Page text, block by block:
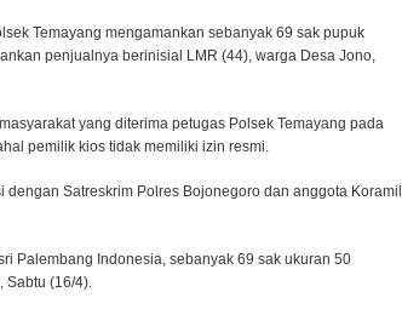
Temayang mengamankan sebanyak 69 sak pupuk
penjualnya berinisial LMR (44), warga Desa Jono,
yang diterima petugas Polsek Temayang pada
pemilik kios tidak memiliki izin resmi.
Satreskrim Polres Bojonegoro dan anggota Koramil
Palembang Indonesia, sebanyak 69 sak ukuran 50
Sabtu (16/4).